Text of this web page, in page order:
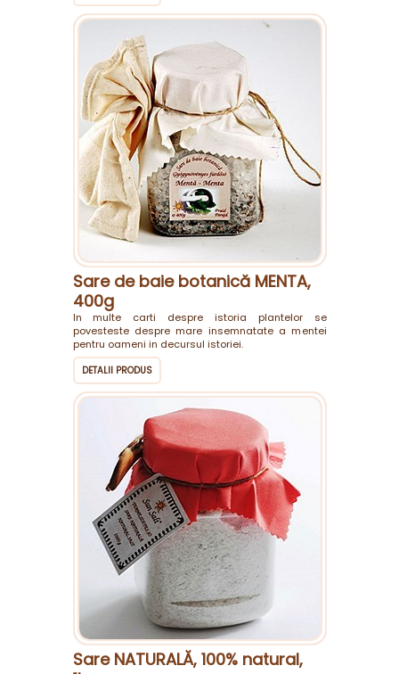
Sare de baie botanică MENTA,
400g
In multe carti despre istoria plantelor se
povesteste despre mare insemnatate a mentei
pentru oameni in decursul istoriei.
DETALII PRODUS
Sare NATURALĂ, 100% natural,